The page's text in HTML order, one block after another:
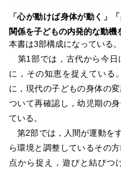
「心が動けば身体が動く」
関係を子どもの内発的な動機
本書は3部構成になっている。
第1部では，古代から今日
に，その知恵を捉えている
に，現代の子どもの身体の
ついて再確認し，幼児期の
ている。
第2部では，人間が運動を
ら環境と調整しているその
点から捉え，遊びと結びつ